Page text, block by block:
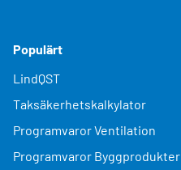
Populärt
LindQST
Taksäkerhetskalkylator
Programvaror Ventilation
Programvaror Byggprodukter